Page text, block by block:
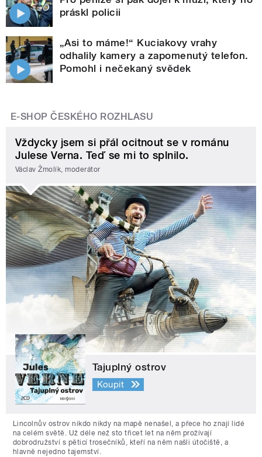
práskl policii
„Asi to máme!“ Kuciakovy vrahy
odhalily kamery a zapomenutý telefon.
Pomohl i nečekaný svědek
E-SHOP ČESKÉHO ROZHLASU
Vždycky jsem si přál ocitnout se v románu
Julese Verna. Teď se mi to splnilo.
Václav Žmolík, moderátor
Tajuplný ostrov
Koupit
Lincolnův ostrov nikdo nikdy na mapě nenašel, a přece ho znají lidé
na celém světě. Už déle než sto třicet let na něm prožívají
dobrodružství s pěticí trosečníků, kteří na něm našli útočiště, a
hlavně nejedno tajemství.